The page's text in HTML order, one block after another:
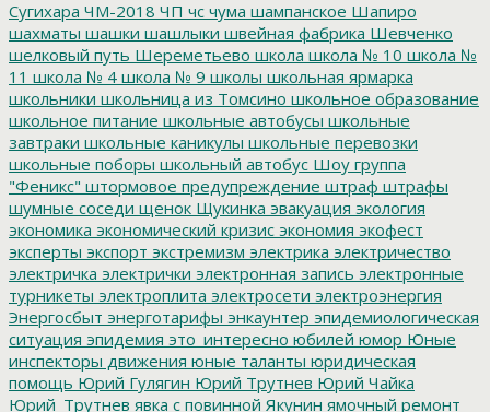
Сугихара ЧМ-2018 ЧП чс чума шампанское Шапиро
шахматы шашки шашлыки швейная фабрика Шевченко
шелковый путь Шереметьево школа школа № 10 школа №
11 школа № 4 школа № 9 школы школьная ярмарка
школьники школьница из Томсино школьное образование
школьное питание школьные автобусы школьные
завтраки школьные каникулы школьные перевозки
школьные поборы школьный автобус Шоу группа
"Феникс" штормовое предупреждение штраф штрафы
шумные соседи щенок Щукинка эвакуация экология
экономика экономический кризис экономия экофест
эксперты экспорт экстремизм электрика электричество
электричка электрички электронная запись электронные
турникеты электроплита электросети электроэнергия
Энергосбыт энерготарифы энкаунтер эпидемиологическая
ситуация эпидемия это_интересно юбилей юмор Юные
инспекторы движения юные таланты юридическая
помощь Юрий Гулягин Юрий Трутнев Юрий Чайка
Юрий_Трутнев явка с повинной Якунин ямочный ремонт